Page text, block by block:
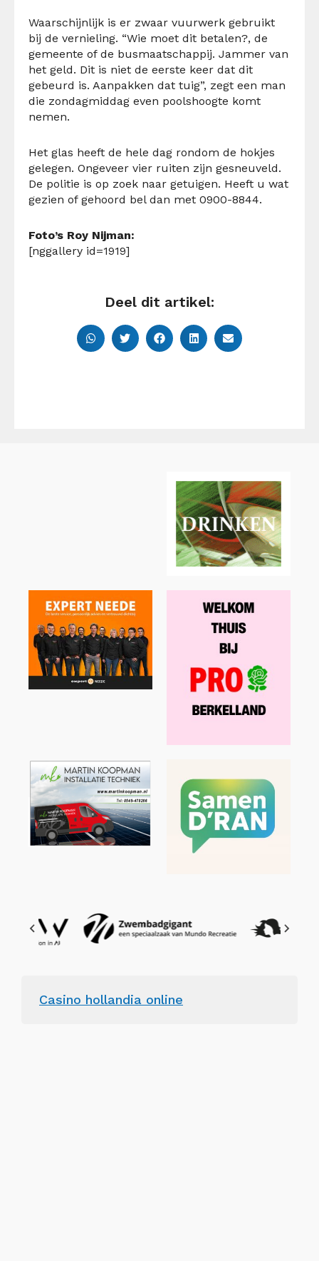
Waarschijnlijk is er zwaar vuurwerk gebruikt
bij de vernieling. “Wie moet dit betalen?, de
gemeente of de busmaatschappij. Jammer van
het geld. Dit is niet de eerste keer dat dit
gebeurd is. Aanpakken dat tuig”, zegt een man
die zondagmiddag even poolshoogte komt
nemen.
Het glas heeft de hele dag rondom de hokjes
gelegen. Ongeveer vier ruiten zijn gesneuveld.
De politie is op zoek naar getuigen. Heeft u wat
gezien of gehoord bel dan met 0900-8844.
Foto’s Roy Nijman:
[nggallery id=1919]
Deel dit artikel:
Casino hollandia online